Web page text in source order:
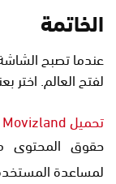
الخاتمة
عندما تصبح
لفتح العالم. اختر
تحميل Movizland الآن
حقوق المحتوى
لمساعدة